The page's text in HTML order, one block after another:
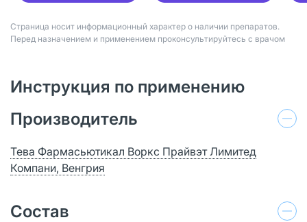
Страница носит информационный характер о наличии препаратов.
Перед назначением и применением проконсультируйтесь с врачом
Инструкция по применению
Производитель
Тева Фармасьютикал Воркс Прайвэт Лимитед
Компани, Венгрия
Состав